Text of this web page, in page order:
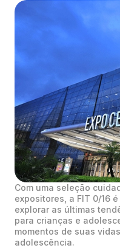
Com uma seleção
expositores, a FIT 0/16
explorar as últimas
para crianças e
momentos de suas
adolescência.